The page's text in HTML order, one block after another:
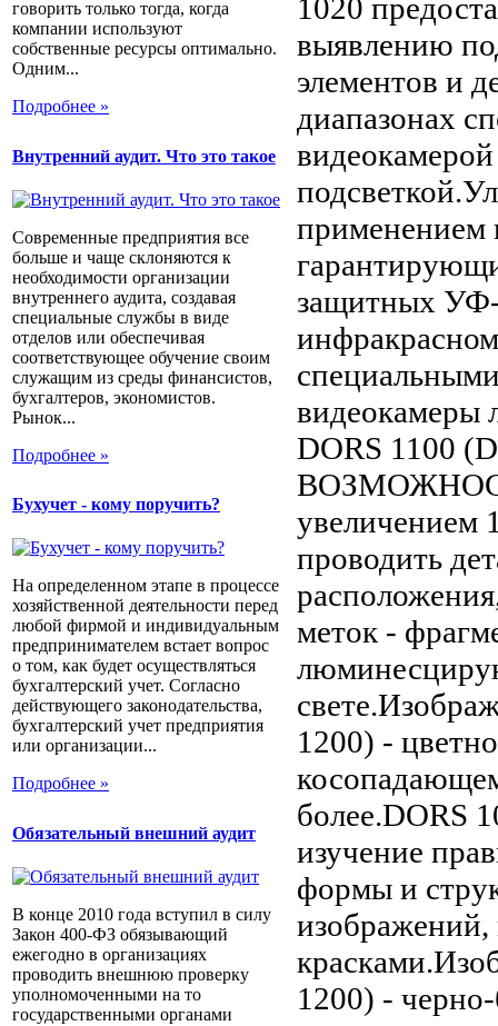
говорить только тогда, когда
компании используют
собственные ресурсы оптимально.
Одним...
Подробнее »
Внутренний аудит. Что это такое
Современные предприятия все
больше и чаще склоняются к
необходимости организации
внутреннего аудита, создавая
специальные службы в виде
отделов или обеспечивая
соответствующее обучение своим
служащим из среды финансистов,
бухгалтеров, экономистов.
Рынок...
Подробнее »
Бухучет - кому поручить?
На определенном этапе в процессе
хозяйственной деятельности перед
любой фирмой и индивидуальным
предпринимателем встает вопрос
о том, как будет осуществляться
бухгалтерский учет. Согласно
действующего законодательства,
бухгалтерский учет предприятия
или организации...
Подробнее »
Обязательный внешний аудит
В конце 2010 года вступил в силу
Закон 400-ФЗ обязывающий
ежегодно в организациях
проводить внешнюю проверку
уполномоченными на то
государственными органами
1020
выявлению
элементов и
диапазонах
защитных УФ-
видеокамеры
DORS 1100
увеличением
проводить
меток -
1200) -
более.DORS
изучение
формы и
1200) -